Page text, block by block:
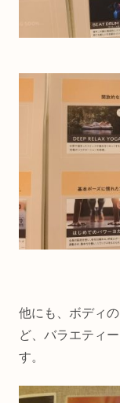
他にも、ボディ
ど、バラエティ
す。